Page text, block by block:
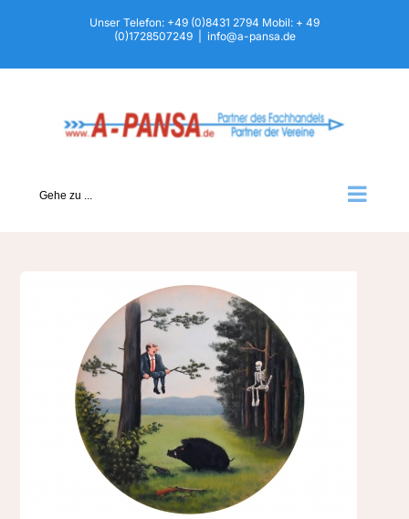
springen
Unser Telefon: +49 (0)8431 2794 Mobil: + 49
(0)1728507249
info@a-pansa.de
Gehe zu ...